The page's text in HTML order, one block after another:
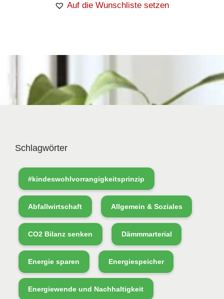
Auf die Wunschliste setzen
Schlagwörter
#kindeswohlvorrangigkeitsprinzip
Abfallwirtschaft Allgemein & Soziales
CO2 Bilanz senken Dämmmarterial
Energie sparen Energiespeicher
Energiewende und Nachhaltigkeit